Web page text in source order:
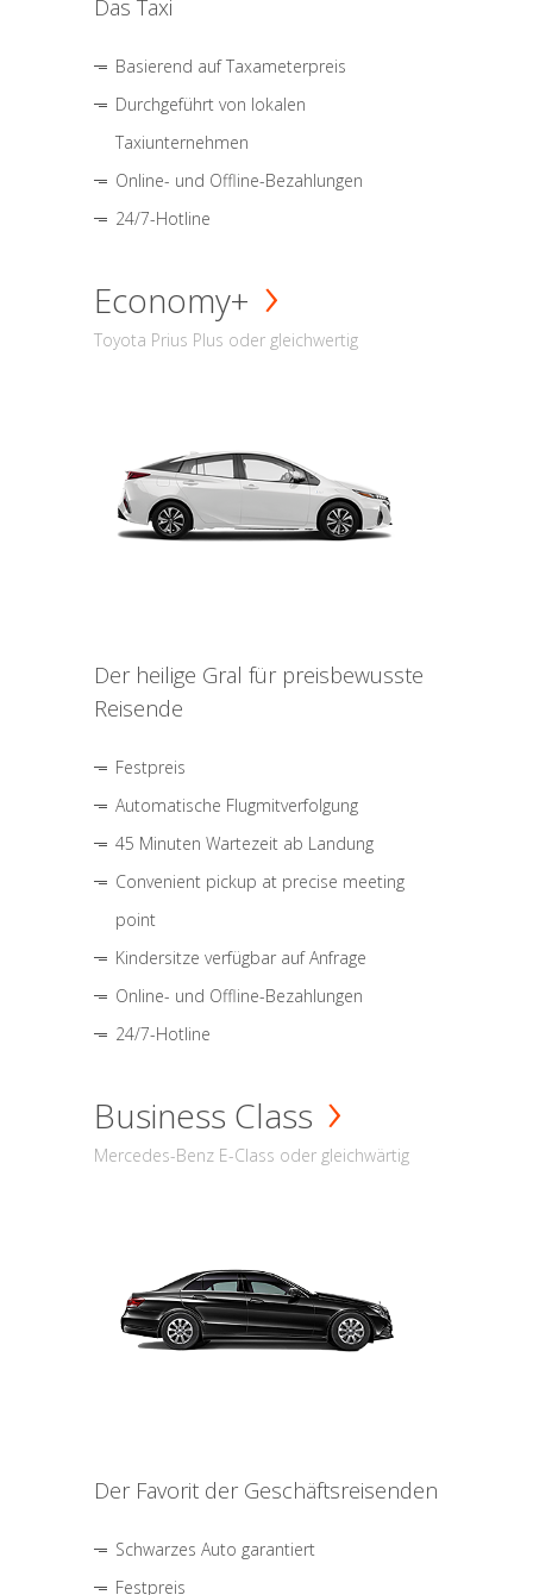
Das Taxi
Basierend auf Taxameterpreis
Durchgeführt von lokalen
Taxiunternehmen
Online- und Offline-Bezahlungen
24/7-Hotline
Economy+
Toyota Prius Plus oder gleichwertig
Der heilige Gral für preisbewusste
Reisende
Festpreis
Automatische Flugmitverfolgung
45 Minuten Wartezeit ab Landung
Convenient pickup at precise meeting
point
Kindersitze verfügbar auf Anfrage
Online- und Offline-Bezahlungen
24/7-Hotline
Business Class
Mercedes-Benz E-Class oder gleichwärtig
Der Favorit der Geschäftsreisenden
Schwarzes Auto garantiert
Festpreis